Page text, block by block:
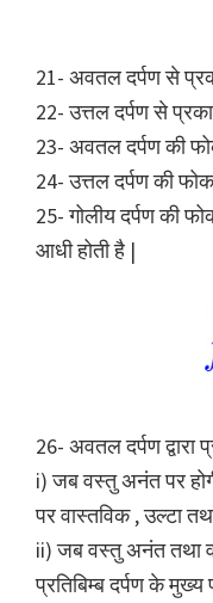
21- अवतल दर्पण से
22- उत्तल दर्पण से
23- अवतल दर्पण की
24- उत्तल दर्पण की
25- गोलीय दर्पण की
आधी होती है |
26- अवतल दर्पण द्वारा
i) जब वस्तु अनंत पर
पर वास्तविक , उल्टा
ii) जब वस्तु अनंत तथा
प्रतिबिम्ब दर्पण के